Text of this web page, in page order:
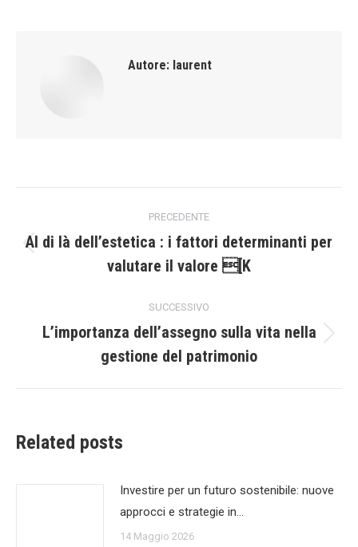
Autore: laurent
tra
PRECEDENTE
precedente:
Al di là dell’estetica : i fattori determinanti per
valutare il valore [K
SUCCESSIVO
Prossimo
post:
L’importanza dell’assegno sulla vita nella
gestione del patrimonio
Related posts
Investire per un futuro sostenibile: nuove
approcci e strategie in…
14 Maggio 2026